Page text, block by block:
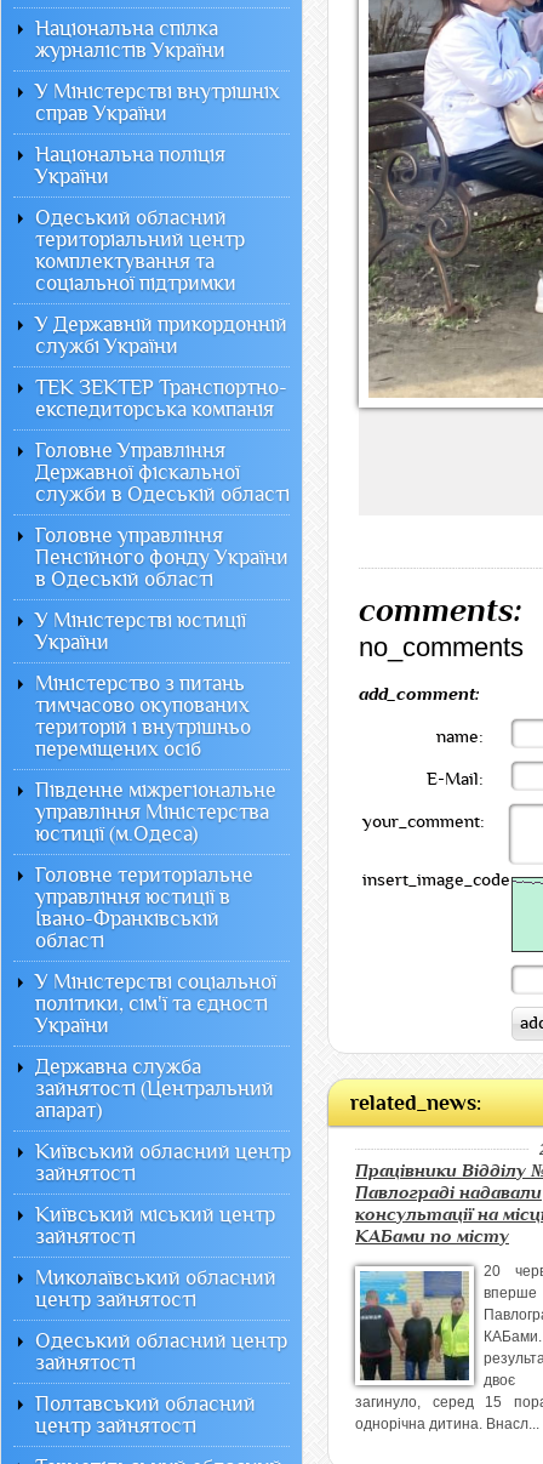
comments:
no_comments
add_comment:
name:
E-Mail:
your_comment:
insert_image_code:
related_news:
Працівники Відділу
Павлограді надавали
консультації на
КАБами по місту
20
вперше
загинуло, серед 15
однорічна дитина. Внасл...
Національна спілка
журналістів України
У Міністерстві внутрішніх
справ України
Національна поліція
України
Одеський обласний
територіальний центр
комплектування та
соціальної підтримки
У Державній прикордонній
службі України
ТЕК ЗЕКТЕР Транспортно-
експедиторська компанія
Головне Управління
Державної фіскальної
служби в Одеській області
Головне управління
Пенсійного фонду України
в Одеській області
У Міністерстві юстиції
України
Міністерство з питань
тимчасово окупованих
територій і внутрішньо
переміщених осіб
Південне міжрегіональне
управління Міністерства
юстиції (м.Одеса)
Головне територіальне
управління юстиції в
Івано-Франківській
області
У Міністерстві соціальної
політики, сім'ї та єдності
України
Державна служба
зайнятості (Центральний
апарат)
Київський обласний центр
зайнятості
Київський міський центр
зайнятості
Миколаївський обласний
центр зайнятості
Одеський обласний центр
зайнятості
Полтавський обласний
центр зайнятості